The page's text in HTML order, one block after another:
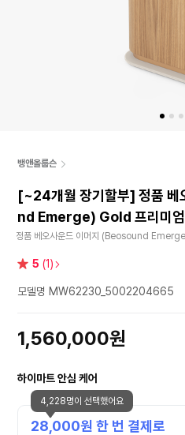
뱅앤올룹슨
[~24개월 장기할부] 정품
nd Emerge) Gold 프리미엄
정품 베오사운드 이머지 (Beosound
별 5 (1)
모델명 MW62230_5002204665
1,560,000원
하이마트 안심 케어
28,000원 한 번 결제로
4,228명이 선택했어요